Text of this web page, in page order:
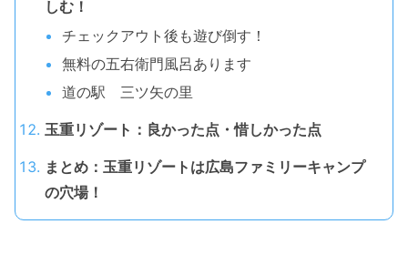
しむ！
チェックアウト後も遊び倒す！
無料の五右衛門風呂あります
道の駅 三ツ矢の里
玉重リゾート：良かった点・惜しかった点
まとめ：玉重リゾートは広島ファミリーキャンプ
の穴場！